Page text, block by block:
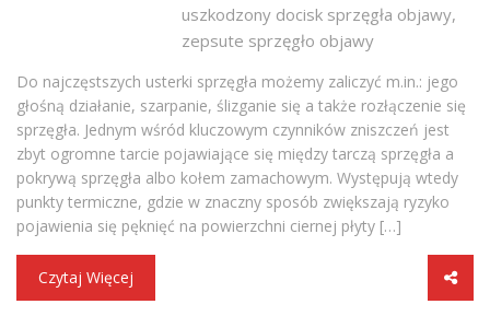
uszkodzony docisk sprzęgła objawy,
zepsute sprzęgło objawy
Do najczęstszych usterki sprzęgła możemy zaliczyć m.in.: jego
głośną działanie, szarpanie, ślizganie się a także rozłączenie się
sprzęgła. Jednym wśród kluczowym czynników zniszczeń jest
zbyt ogromne tarcie pojawiające się między tarczą sprzęgła a
pokrywą sprzęgła albo kołem zamachowym. Występują wtedy
punkty termiczne, gdzie w znaczny sposób zwiększają ryzyko
pojawienia się pęknięć na powierzchni ciernej płyty […]
Czytaj Więcej